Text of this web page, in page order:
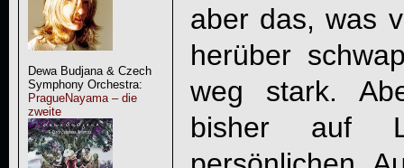
Dewa Budjana & Czech
Symphony Orchestra:
PragueNayama – die
zweite
aber das, was
herüber
weg stark.
bisher auf